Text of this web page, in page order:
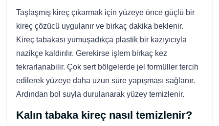
Taşlaşmış kireç çıkarmak için yüzeye önce güçlü bir
kireç çözücü uygulanır ve birkaç dakika beklenir.
Kireç tabakası yumuşadıkça plastik bir kazıyıcıyla
nazikçe kaldırılır. Gerekirse işlem birkaç kez
tekrarlanabilir. Çok sert bölgelerde jel formüller tercih
edilerek yüzeye daha uzun süre yapışması sağlanır.
Ardından bol suyla durulanarak yüzey temizlenir.
Kalın tabaka kireç nasıl temizlenir?